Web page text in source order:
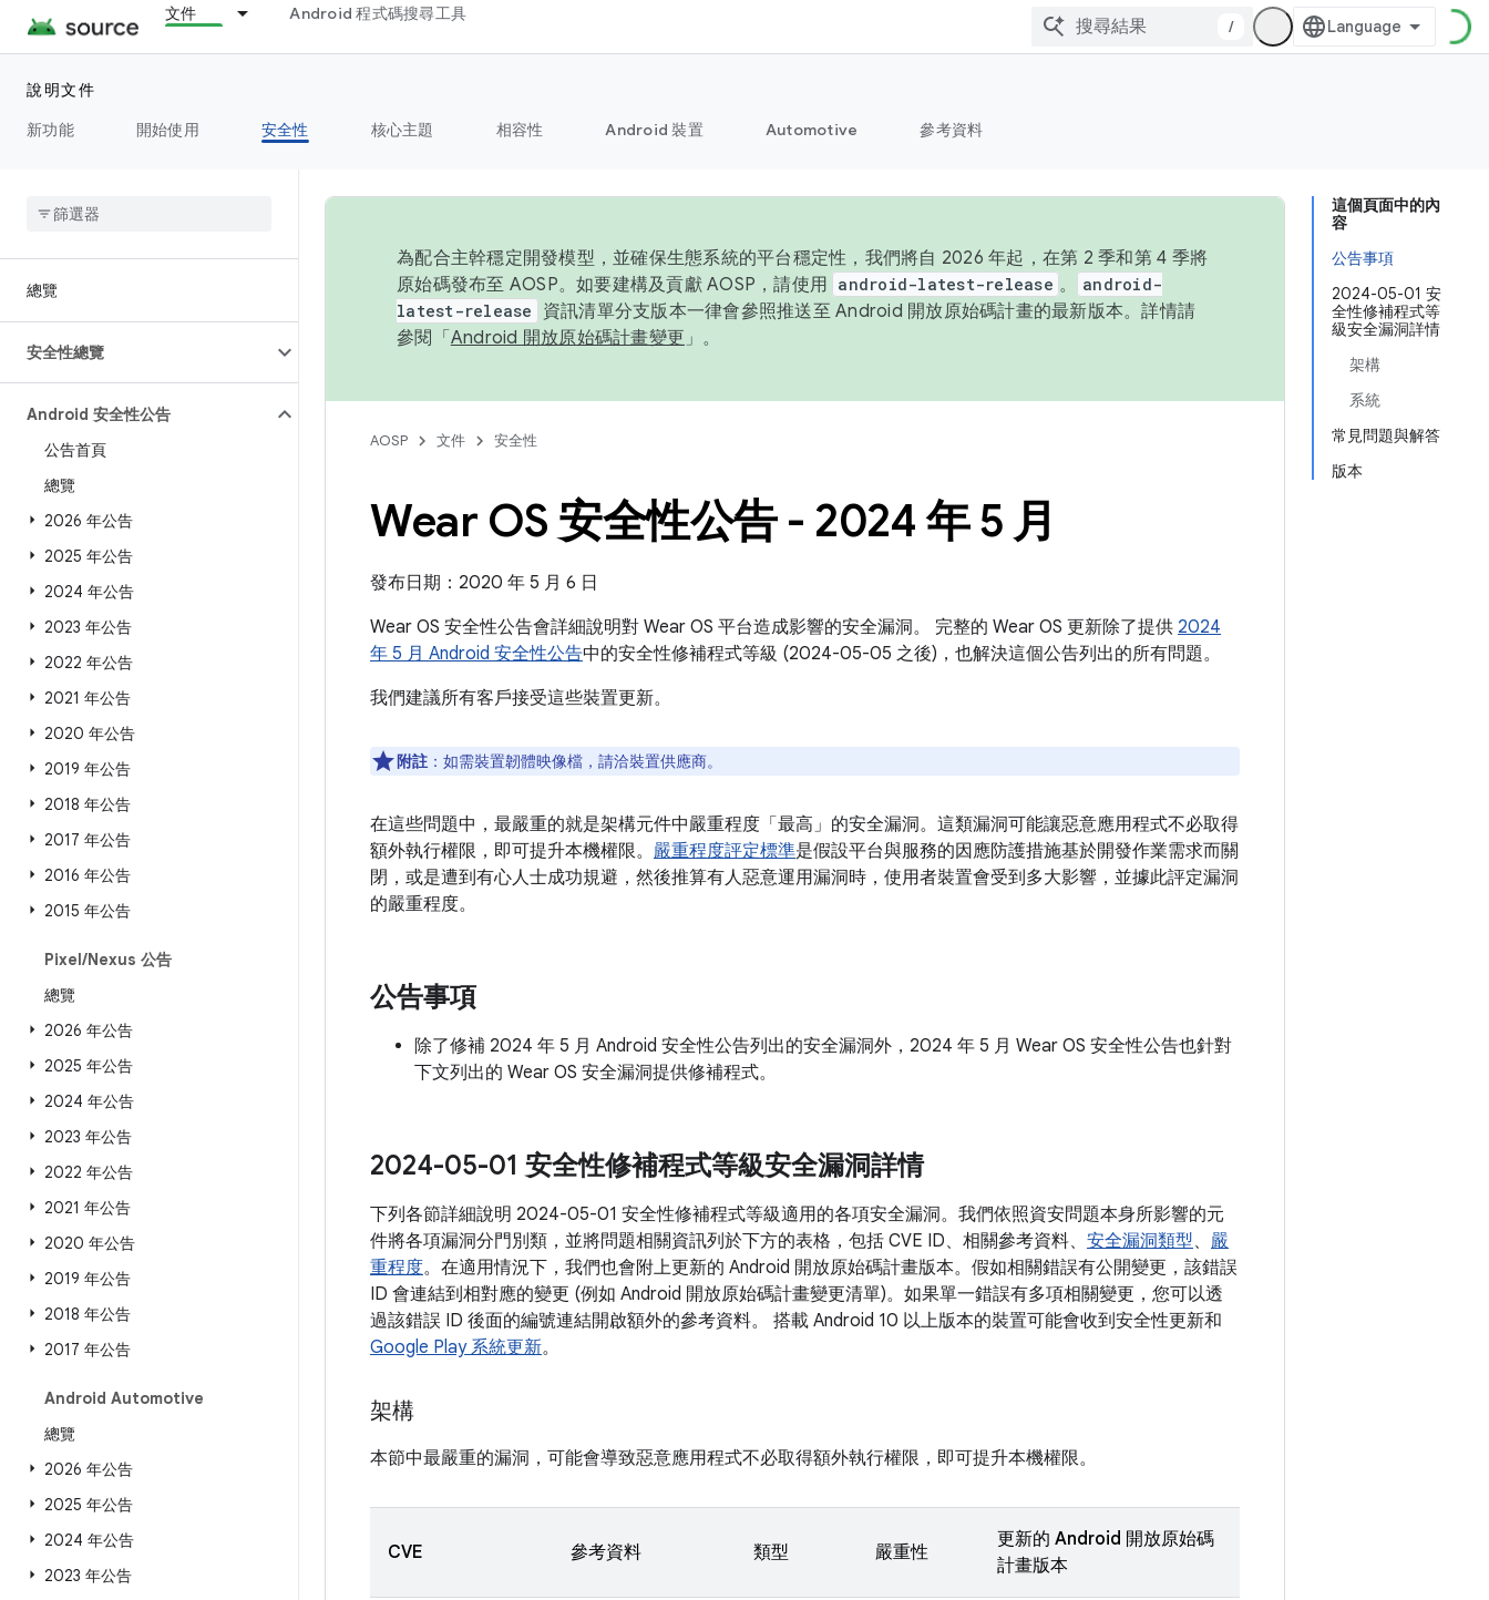
文件 Android 程式碼搜尋工具
/
說明文件
新功能
開始使用 安全性 核心主題 相容性 Android 裝置 Automotive 參考資料
總覽
安全性總覽
Android 安全性公告
公告首頁
總覽
2026 年公告
2025 年公告
2024 年公告
2023 年公告
2022 年公告
2021 年公告
2020 年公告
2019 年公告
2018 年公告
2017 年公告
2016 年公告
2015 年公告
Pixel/Nexus 公告
總覽
2026 年公告
2025 年公告
2024 年公告
2023 年公告
2022 年公告
2021 年公告
2020 年公告
2019 年公告
2018 年公告
2017 年公告
Android Automotive
總覽
2026 年公告
2025 年公告
2024 年公告
2023 年公告
這個頁面中的內
容
公告事項
2024-05-01 安
全性修補程式等
級安全漏洞詳情
架構
系統
常見問題與解答
版本
為配合主幹穩定開發模型，並確保生態系統的平台穩定性，我們將自 2026 年起，在第 2 季和第 4 季將
原始碼發布至 AOSP。如要建構及貢獻 AOSP，請使用 android-latest-release 。
android-
latest-release
資訊清單分支版本一律會參照推送至 Android 開放原始碼計畫的最新版本。詳情請
參閱「 Android 開放原始碼計畫變更 」。
AOSP 文件 安全性
Wear OS 安全性公告 - 2024 年 5 月
發布日期：2020 年 5 月 6 日
Wear OS 安全性公告會詳細說明對 Wear OS 平台造成影響的安全漏洞。 完整的 Wear OS 更新除了提供 2024
年 5 月 Android 安全性公告中的安全性修補程式等級 (2024-05-05 之後)，也解決這個公告列出的所有問題。
我們建議所有客戶接受這些裝置更新。
附註 ：如需裝置韌體映像檔，請洽裝置供應商。
在這些問題中，最嚴重的就是架構元件中嚴重程度「最高」的安全漏洞。這類漏洞可能讓惡意應用程式不必取得
額外執行權限，即可提升本機權限。 嚴重程度評定標準是假設平台與服務的因應防護措施基於開發作業需求而關
閉，或是遭到有心人士成功規避，然後推算有人惡意運用漏洞時，使用者裝置會受到多大影響，並據此評定漏洞
的嚴重程度。
公告事項
除了修補 2024 年 5 月 Android 安全性公告列出的安全漏洞外，2024 年 5 月 Wear OS 安全性公告也針對
下文列出的 Wear OS 安全漏洞提供修補程式。
2024-05-01 安全性修補程式等級安全漏洞詳情
下列各節詳細說明 2024-05-01 安全性修補程式等級適用的各項安全漏洞。我們依照資安問題本身所影響的元
件將各項漏洞分門別類，並將問題相關資訊列於下方的表格，包括 CVE ID、相關參考資料、 安全漏洞類型、 嚴
重程度。在適用情況下，我們也會附上更新的 Android 開放原始碼計畫版本。假如相關錯誤有公開變更，該錯誤
ID 會連結到相對應的變更 (例如 Android 開放原始碼計畫變更清單)。如果單一錯誤有多項相關變更，您可以透
過該錯誤 ID 後面的編號連結開啟額外的參考資料。 搭載 Android 10 以上版本的裝置可能會收到安全性更新和
Google Play 系統更新。
架構
本節中最嚴重的漏洞，可能會導致惡意應用程式不必取得額外執行權限，即可提升本機權限。
CVE 參考資料 類型 嚴重性
更新的 Android 開放原始碼
計畫版本